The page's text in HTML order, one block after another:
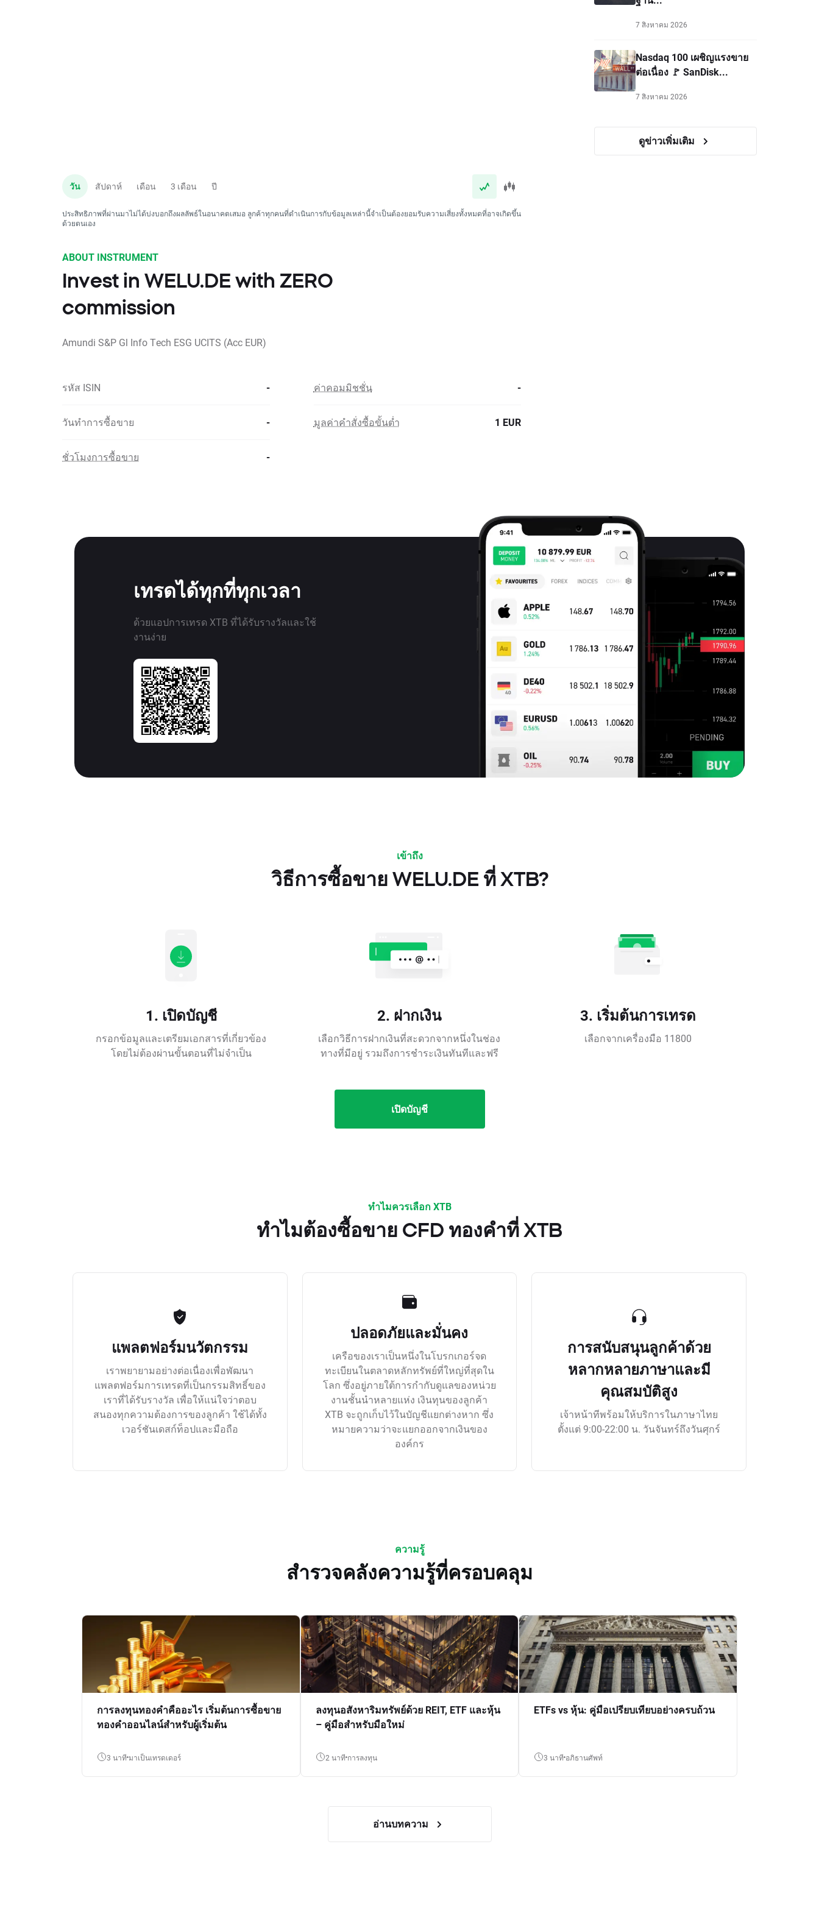
วัน สัปดาห์ เดือน 3 เดือน ปี
ประสิทธิภาพที่ผ่านมาไม่ได้บ่งบอกถึงผลลัพธ์ในอนาคตเสมอ ลูกค้าทุกคนที่ดำเนินการกับข้อมูลเหล่านี้จำเป็นต้องยอมรับความเสี่ยงทั้งหมดที่อาจเกิดขึ้น
ด้วยตนเอง
7 สิงหาคม 2026
Nasdaq 100 เผชิญแรงขาย
ต่อเนื่อง 🚩 SanDisk...
7 สิงหาคม 2026
ดูข่าวเพิ่มเติม
ABOUT INSTRUMENT
Invest in WELU.DE with ZERO
commission
Amundi S&P Gl Info Tech ESG UCITS (Acc EUR)
รหัส ISIN - ค่าคอมมิชชั่น -
วันทำการซื้อขาย - มูลค่าคำสั่งซื้อขั้นต่ำ 1 EUR
ชั่วโมงการซื้อขาย -
เทรดได้ทุกที่ทุกเวลา
ด้วยแอปการเทรด XTB ที่ได้รับรางวัลและใช้
งานง่าย
เข้าถึง
วิธีการซื้อขาย WELU.DE ที่ XTB?
1. เปิดบัญชี
กรอกข้อมูลและเตรียมเอกสารที่เกี่ยวข้อง
โดยไม่ต้องผ่านขั้นตอนที่ไม่จำเป็น
2. ฝากเงิน
เลือกวิธีการฝากเงินที่สะดวกจากหนึ่งในช่อง
ทางที่มีอยู่ รวมถึงการชำระเงินทันทีและฟรี
3. เริ่มต้นการเทรด
เลือกจากเครื่องมือ 11800
เปิดบัญชี
ทำไมควรเลือก XTB
ทำไมต้องซื้อขาย CFD ทองคำที่ XTB
แพลตฟอร์มนวัตกรรม
เราพยายามอย่างต่อเนื่องเพื่อพัฒนา
แพลตฟอร์มการเทรดที่เป็นกรรมสิทธิ์ของ
เราที่ได้รับรางวัล เพื่อให้แน่ใจว่าตอบ
สนองทุกความต้องการของลูกค้า ใช้ได้ทั้ง
เวอร์ชันเดสก์ท็อปและมือถือ
ปลอดภัยและมั่นคง
เครือของเราเป็นหนึ่งในโบรกเกอร์จด
ทะเบียนในตลาดหลักทรัพย์ที่ใหญ่ที่สุดใน
โลก ซึ่งอยู่ภายใต้การกำกับดูแลของหน่วย
งานชั้นนำหลายแห่ง เงินทุนของลูกค้า
XTB จะถูกเก็บไว้ในบัญชีแยกต่างหาก ซึ่ง
หมายความว่าจะแยกออกจากเงินของ
องค์กร
การสนับสนุนลูกค้าด้วย
หลากหลายภาษาและมี
คุณสมบัติสูง
เจ้าหน้าทีพร้อมให้บริการในภาษาไทย
ตั้งแต่ 9:00-22:00 น. วันจันทร์ถึงวันศุกร์
ความรู้
สำรวจคลังความรู้ที่ครอบคลุม
การลงทุนทองคำคืออะไร เริ่มต้นการซื้อขาย
ทองคำออนไลน์สำหรับผู้เริ่มต้น
3 นาที มาเป็นเทรดเดอร์
ลงทุนอสังหาริมทรัพย์ด้วย REIT, ETF และหุ้น
– คู่มือสำหรับมือใหม่
2 นาที การลงทุน
ETFs vs หุ้น: คู่มือเปรียบเทียบอย่างครบถ้วน
3 นาที อภิธานศัพท์
อ่านบทความ